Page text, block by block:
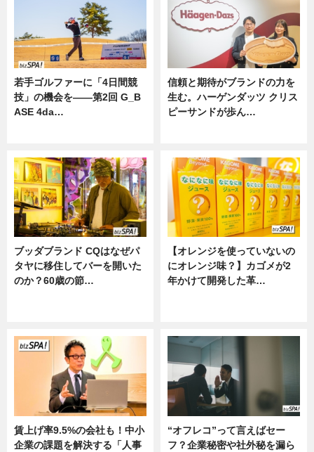
若手ゴルファーに「4日間競
技」の機会を——第2回 G_B
ASE 4da…
信頼と期待がブランドの力を
生む。ハーゲンダッツ クリス
ピーサンドが歩ん…
ブッダブランド CQはなぜパ
タヤに移住してバーを開いた
のか？60歳の節…
【オレンジを使っていないの
にオレンジ味？】カゴメが2
年かけて開発した革…
賃上げ率9.5%の会社も！中小
企業の課題を解決する「人事
“オフレコ”って言えばセー
フ？企業秘密や社外秘を漏ら